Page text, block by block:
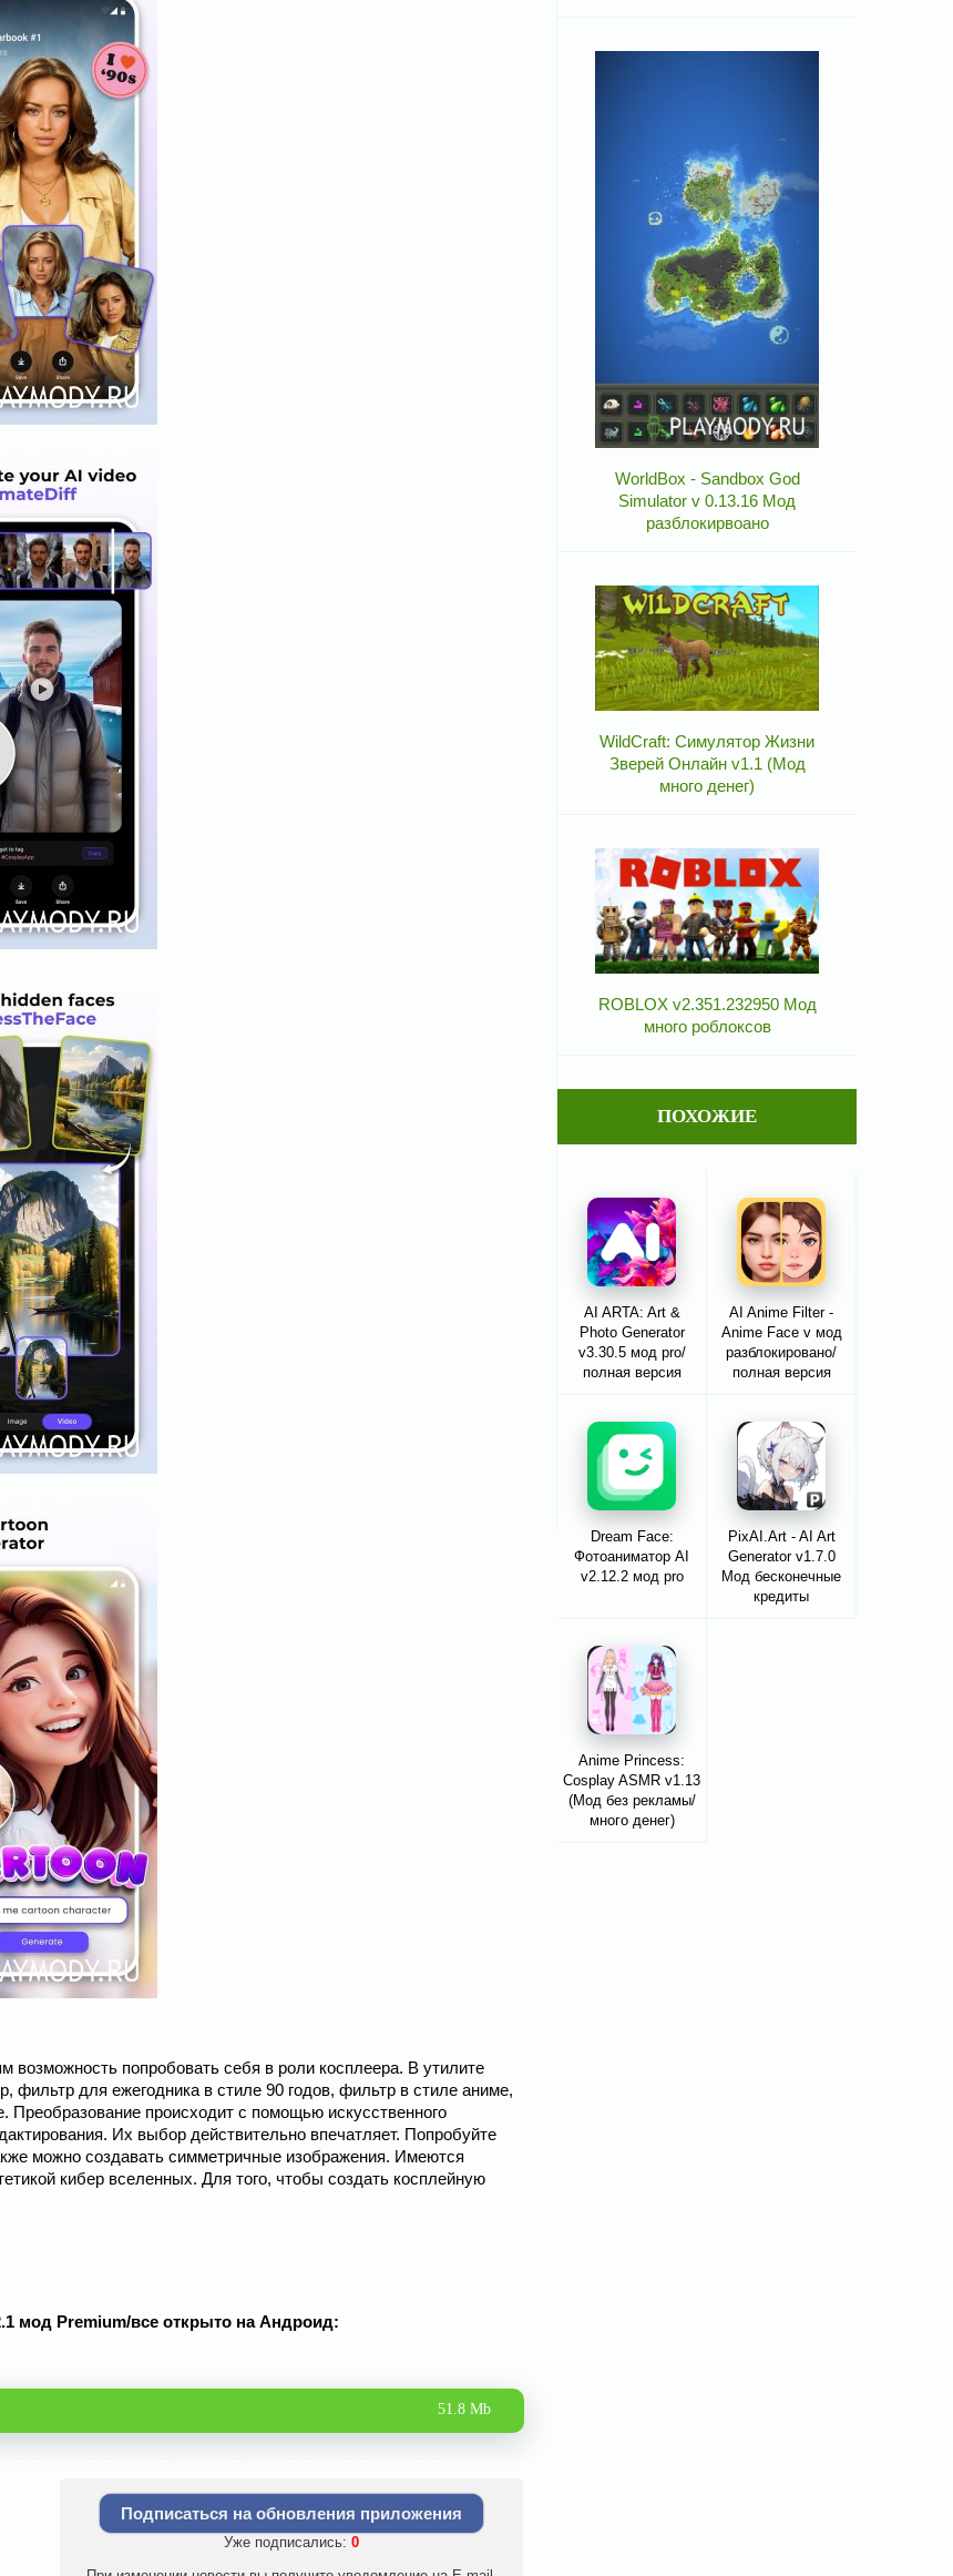
возможность попробовать себя в роли косплеера. В утилите
для ежегодника в стиле 90 годов, фильтр в стиле аниме,
происходит с помощью искусственного
Их выбор действительно впечатляет. Попробуйте
можно создавать симметричные изображения. Имеются
кибер вселенных. Для того, чтобы создать косплейную
мод Premium/все открыто на Андроид:
51.8 Mb
Подписаться на обновления приложения
Уже подписались: 0
WorldBox - Sandbox God
Simulator v 0.13.16 Мод
разблокирвоано
WildCraft: Симулятор Жизни
Зверей Онлайн v1.1 (Мод
много денег)
ROBLOX v2.351.232950 Мод
много роблоксов
ПОХОЖИЕ
AI ARTA: Art &
Photo Generator
v3.30.5 мод pro/
полная версия
AI Anime Filter -
Anime Face v мод
разблокировано/
полная версия
Dream Face:
Фотоаниматор AI
v2.12.2 мод pro
PixAI.Art - AI Art
Generator v1.7.0
Мод бесконечные
кредиты
Anime Princess:
Cosplay ASMR v1.13
(Мод без рекламы/
много денег)